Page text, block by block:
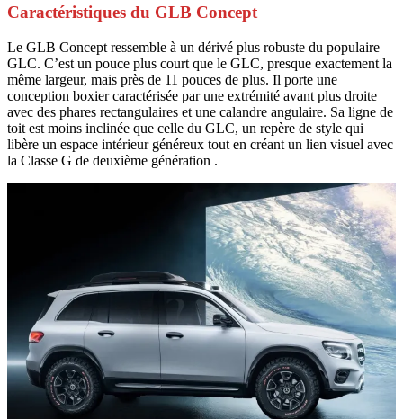
Caractéristiques du GLB Concept
Le GLB Concept ressemble à un dérivé plus robuste du populaire
GLC. C’est un pouce plus court que le GLC, presque exactement la
même largeur, mais près de 11 pouces de plus. Il porte une
conception boxier caractérisée par une extrémité avant plus droite
avec des phares rectangulaires et une calandre angulaire. Sa ligne de
toit est moins inclinée que celle du GLC, un repère de style qui
libère un espace intérieur généreux tout en créant un lien visuel avec
la Classe G de deuxième génération .